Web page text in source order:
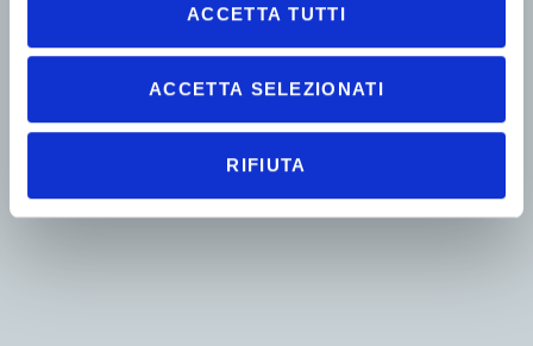
ACCETTA TUTTI
ACCETTA SELEZIONATI
RIFIUTA